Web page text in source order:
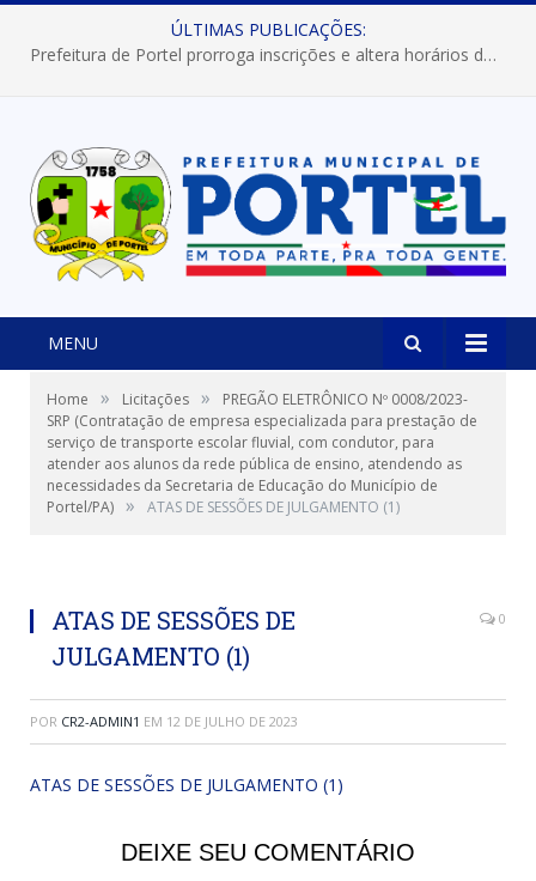
ÚLTIMAS PUBLICAÇÕES:
Prefeitura de Portel prorroga inscrições e altera horários dos concursos “Musa” e “Miss Mix Verão 2026”
MENU
Home » Licitações »
PREGÃO ELETRÔNICO Nº 0008/2023-
SRP (Contratação de empresa especializada para prestação de
serviço de transporte escolar fluvial, com condutor, para
atender aos alunos da rede pública de ensino, atendendo as
necessidades da Secretaria de Educação do Município de
Portel/PA) » ATAS DE SESSÕES DE JULGAMENTO (1)
ATAS DE SESSÕES DE
JULGAMENTO (1)
0
POR CR2-ADMIN1 EM 12 DE JULHO DE 2023
ATAS DE SESSÕES DE JULGAMENTO (1)
DEIXE SEU COMENTÁRIO